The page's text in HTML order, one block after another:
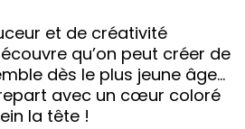
et de créativité
qu’on peut créer de
dès le plus jeune âge…
avec un cœur coloré
la tête !